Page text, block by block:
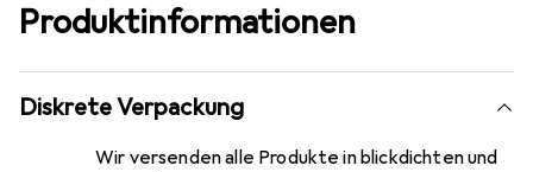
Produktinformationen
Diskrete Verpackung
Wir versenden alle Produkte in blickdichten und